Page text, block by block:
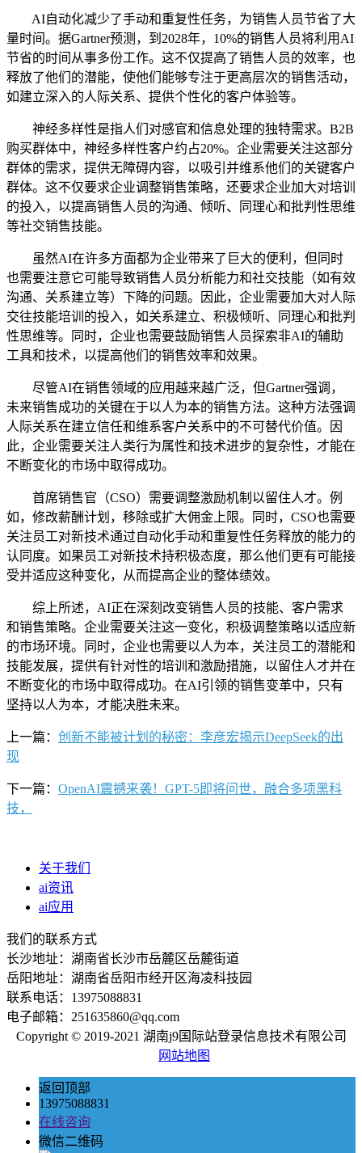
AI自动化减少了手动和重复性任务，为销售人员节省了大
量时间。据Gartner预测，到2028年，10%的销售人员将利用AI
节省的时间从事多份工作。这不仅提高了销售人员的效率，也
释放了他们的潜能，使他们能够专注于更高层次的销售活动，
如建立深入的人际关系、提供个性化的客户体验等。
神经多样性是指人们对感官和信息处理的独特需求。B2B
购买群体中，神经多样性客户约占20%。企业需要关注这部分
群体的需求，提供无障碍内容，以吸引并维系他们的关键客户
群体。这不仅要求企业调整销售策略，还要求企业加大对培训
的投入，以提高销售人员的沟通、倾听、同理心和批判性思维
等社交销售技能。
虽然AI在许多方面都为企业带来了巨大的便利，但同时
也需要注意它可能导致销售人员分析能力和社交技能（如有效
沟通、关系建立等）下降的问题。因此，企业需要加大对人际
交往技能培训的投入，如关系建立、积极倾听、同理心和批判
性思维等。同时，企业也需要鼓励销售人员探索非AI的辅助
工具和技术，以提高他们的销售效率和效果。
尽管AI在销售领域的应用越来越广泛，但Gartner强调，
未来销售成功的关键在于以人为本的销售方法。这种方法强调
人际关系在建立信任和维系客户关系中的不可替代价值。因
此，企业需要关注人类行为属性和技术进步的复杂性，才能在
不断变化的市场中取得成功。
首席销售官（CSO）需要调整激励机制以留住人才。例
如，修改薪酬计划，移除或扩大佣金上限。同时，CSO也需要
关注员工对新技术通过自动化手动和重复性任务释放的能力的
认同度。如果员工对新技术持积极态度，那么他们更有可能接
受并适应这种变化，从而提高企业的整体绩效。
综上所述，AI正在深刻改变销售人员的技能、客户需求
和销售策略。企业需要关注这一变化，积极调整策略以适应新
的市场环境。同时，企业也需要以人为本，关注员工的潜能和
技能发展，提供有针对性的培训和激励措施，以留住人才并在
不断变化的市场中取得成功。在AI引领的销售变革中，只有
坚持以人为本，才能决胜未来。
上一篇： 创新不能被计划的秘密：李彦宏揭示DeepSeek的出
现
下一篇： OpenAI震撼来袭！GPT-5即将问世，融合多项黑科
技，
关于我们
ai资讯
ai应用
我们的联系方式
长沙地址：湖南省长沙市岳麓区岳麓街道
岳阳地址：湖南省岳阳市经开区海凌科技园
联系电话：13975088831
电子邮箱：251635860@qq.com
Copyright © 2019-2021 湖南j9国际站登录信息技术有限公司
网站地图
返回顶部
13975088831
在线咨询
微信二维码